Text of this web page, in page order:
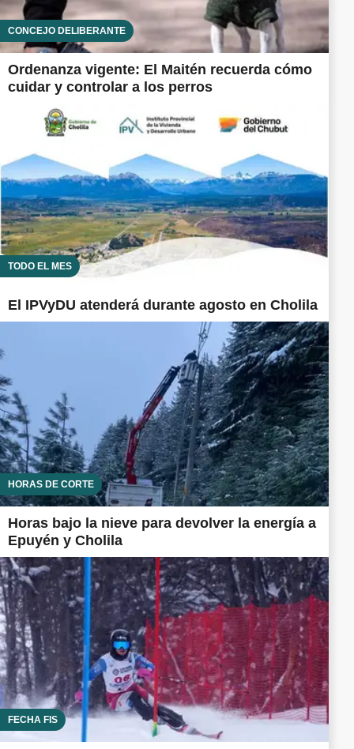
CONCEJO DELIBERANTE
Ordenanza vigente: El Maitén recuerda cómo
cuidar y controlar a los perros
TODO EL MES
El IPVyDU atenderá durante agosto en Cholila
HORAS DE CORTE
Horas bajo la nieve para devolver la energía a
Epuyén y Cholila
FECHA FIS